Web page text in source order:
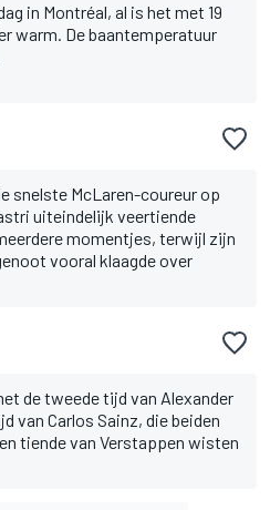
in Montréal, al is het met 19
warm. De baantemperatuur
snelste McLaren-coureur op
uiteindelijk veertiende
momentjes, terwijl zijn
vooral klaagde over
de tweede tijd van Alexander
van Carlos Sainz, die beiden
tiende van Verstappen wisten